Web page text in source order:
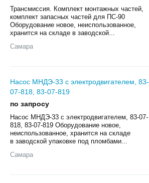
Трансмиссия. Комплект монтажных частей,
комплект запасных частей для ПС-90
Оборудование новое, неиспользованное,
хранится на складе в заводской...
Самара
Насос МНДЭ-33 с электродвигателем, 83-
07-818, 83-07-819
по запросу
Насос МНДЭ-33 с электродвигателем, 83-07-
818, 83-07-819 Оборудование новое,
неиспользованное, хранится на складе
в заводской упаковке под пломбами...
Самара